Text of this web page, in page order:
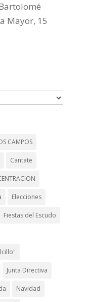
Mayor, 15
CAMPOS
Cantate
Elecciones
Fiestas del Escudo
Junta Directiva
Navidad